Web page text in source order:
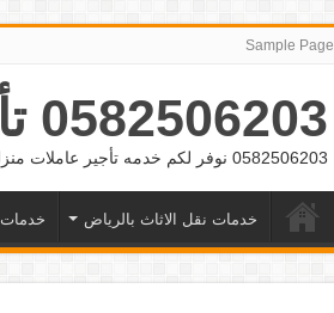
Sample Page
0582506203 تأجير عمالة منزلية بالشهر بالرياض وجده
0582506203 نوفر لكم خدمه تأجير عاملات منزلية بالشهر بالرياض وجده
خدمات نقل الاثاث بالرياض